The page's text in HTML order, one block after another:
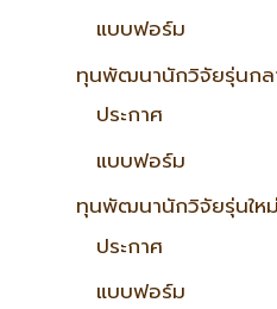
แบบฟอร์ม
ทุนพัฒนานักวิจัยรุ่นกล
ประกาศ
แบบฟอร์ม
ทุนพัฒนานักวิจัยรุ่นให
ประกาศ
แบบฟอร์ม